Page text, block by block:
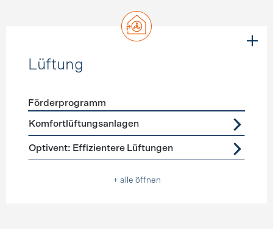
Lüftung
Förderprogramme Lüftung
Förderprogramm
Komfortlüftungsanlagen
Optivent: Effizientere Lüftungen
+ alle öffnen